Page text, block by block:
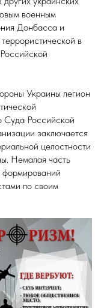
военным
Донбасса и
в
Украины легион
Суда Российской
заключается
целостности
Немалая часть
формирований
по своим